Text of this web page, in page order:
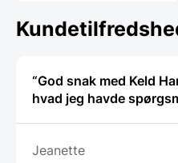
“God snak med Keld
Jeanette